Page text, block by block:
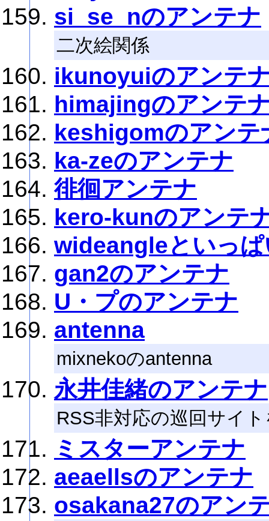
si_se_nのアンテナ
二次絵関係
ikunoyuiのアンテ
himajingのアンテ
keshigomのアンテ
ka-zeのアンテナ
徘徊アンテナ
kero-kunのアンテ
wideangleといっ
gan2のアンテナ
U・プのアンテナ
antenna
mixnekoのantenna
永井佳緒のアンテナ
RSS非対応の巡回サイ
ミスターアンテナ
aeaellsのアンテナ
osakana27のアン